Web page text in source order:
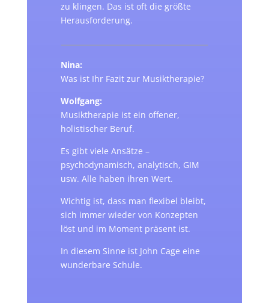
zu klingen. Das ist oft die größte
Herausforderung.
Nina:
Was ist Ihr Fazit zur Musiktherapie?
Wolfgang:
Musiktherapie ist ein offener,
holistischer Beruf.
Es gibt viele Ansätze –
psychodynamisch, analytisch, GIM
usw. Alle haben ihren Wert.
Wichtig ist, dass man flexibel bleibt,
sich immer wieder von Konzepten
löst und im Moment präsent ist.
In diesem Sinne ist John Cage eine
wunderbare Schule.